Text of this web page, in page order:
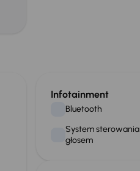
Infotainment
Bluetooth
System sterowania
głosem